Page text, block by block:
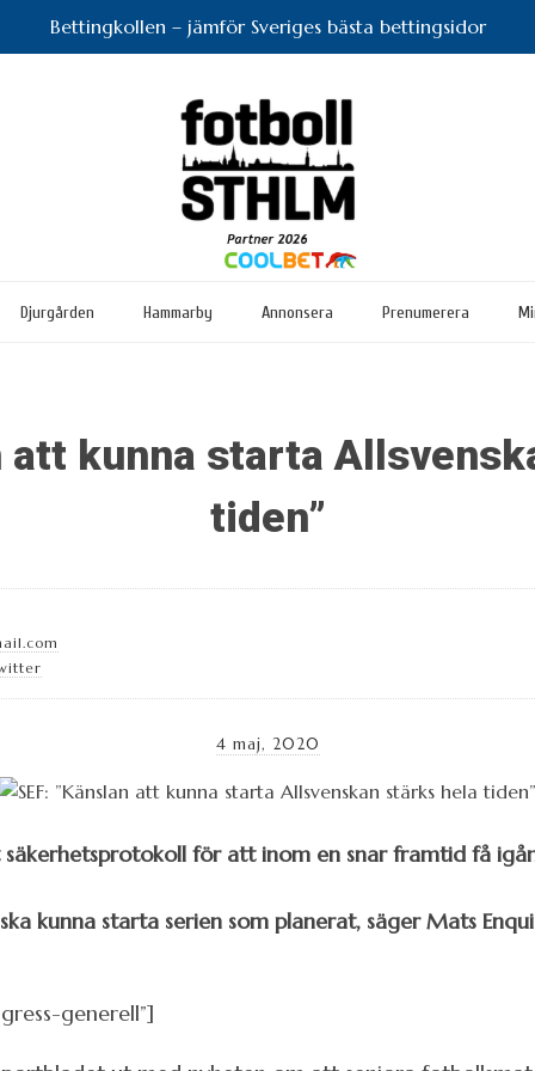
Bettingkollen – jämför Sveriges bästa bettingsidor
Djurgården Hammarby Annonsera Prenumerera
att kunna starta
tiden”
4 maj, 2020
säkerhetsprotokoll för att inom en snar framtid få
kunna starta serien som planerat, säger Mats
generell”]